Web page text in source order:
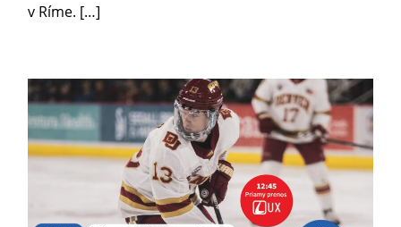
v Ríme. […]